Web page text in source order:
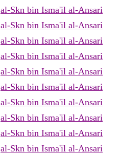
al-Skn bin Isma'il al-Ansari
al-Skn bin Isma'il al-Ansari
al-Skn bin Isma'il al-Ansari
al-Skn bin Isma'il al-Ansari
al-Skn bin Isma'il al-Ansari
al-Skn bin Isma'il al-Ansari
al-Skn bin Isma'il al-Ansari
al-Skn bin Isma'il al-Ansari
al-Skn bin Isma'il al-Ansari
al-Skn bin Isma'il al-Ansari